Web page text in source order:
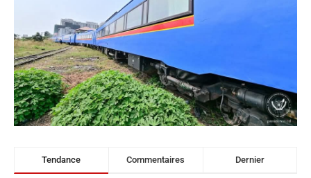
Tendance Commentaires Dernier